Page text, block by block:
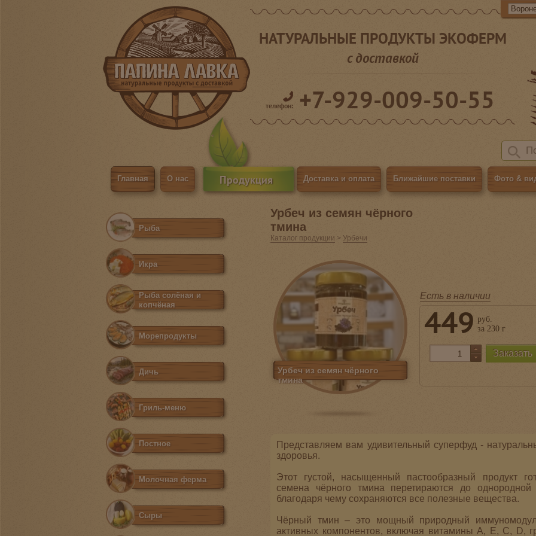
Главная О нас Продукция Доставка и оплата Ближайшие поставки Фото &
НАТУРАЛЬНЫЕ ПРОДУКТЫ ЭКОФЕРМ
с доставкой
телефон: +7-929-009-50-55
Урбеч из семян чёрного
тмина
Каталог продукции > Урбечи
Урбеч из семян чёрного
тмина
Есть в наличии
449 руб.
за 230 г
Представляем вам удивительный суперфуд -
здоровья.
Этот густой, насыщенный пастообразный продукт
семена чёрного тмина перетираются до
благодаря чему сохраняются все полезные вещества.
Чёрный тмин – это мощный природный
активных компонентов, включая витамины А, Е, С, D,
Рыба
Икра
Рыба солёная и
копчёная
Морепродукты
Дичь
Гриль-меню
Постное
Молочная ферма
Сыры